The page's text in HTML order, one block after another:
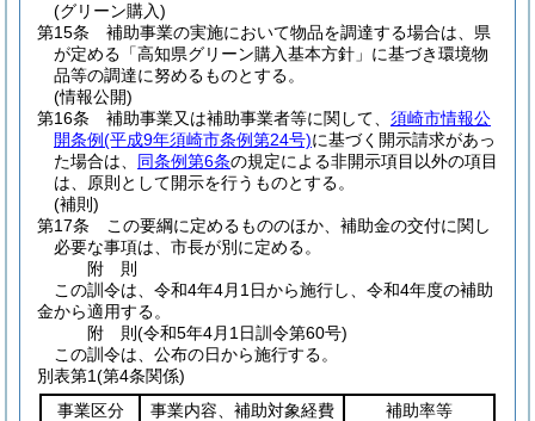
(グリーン購入)
第15条
補助事業の実施において物品を調達する場合は、県
が定める「高知県グリーン購入基本方針」に基づき環境物
品等の調達に努めるものとする。
(情報公開)
第16条
補助事業又は補助事業者等に関して、 須崎市情報公
開条例(平成9年須崎市条例第24号)に基づく開示請求があっ
た場合は、 同条例第6条の規定による非開示項目以外の項目
は、原則として開示を行うものとする。
(補則)
第17条
この要綱に定めるもののほか、補助金の交付に関し
必要な事項は、市長が別に定める。
附 則
この訓令は、令和4年4月1日から施行し、令和4年度の補助
金から適用する。
附 則(令和5年4月1日訓令第60号)
この訓令は、公布の日から施行する。
別表第1(第4条関係)
事業区分
事業内容、補助対象経費 補助率等